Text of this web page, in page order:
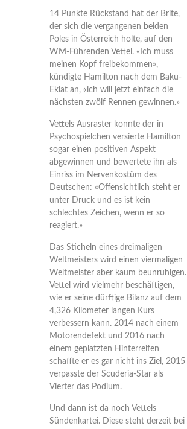
14 Punkte Rückstand hat der Brite,
der sich die vergangenen beiden
Poles in Österreich holte, auf den
WM-Führenden Vettel. «Ich muss
meinen Kopf freibekommen»,
kündigte Hamilton nach dem Baku-
Eklat an, «ich will jetzt einfach die
nächsten zwölf Rennen gewinnen.»
Vettels Ausraster konnte der in
Psychospielchen versierte Hamilton
sogar einen positiven Aspekt
abgewinnen und bewertete ihn als
Einriss im Nervenkostüm des
Deutschen: «Offensichtlich steht er
unter Druck und es ist kein
schlechtes Zeichen, wenn er so
reagiert.»
Das Sticheln eines dreimaligen
Weltmeisters wird einen viermaligen
Weltmeister aber kaum beunruhigen.
Vettel wird vielmehr beschäftigen,
wie er seine dürftige Bilanz auf dem
4,326 Kilometer langen Kurs
verbessern kann. 2014 nach einem
Motorendefekt und 2016 nach
einem geplatzten Hinterreifen
schaffte er es gar nicht ins Ziel, 2015
verpasste der Scuderia-Star als
Vierter das Podium.
Und dann ist da noch Vettels
Sündenkartei. Diese steht derzeit bei